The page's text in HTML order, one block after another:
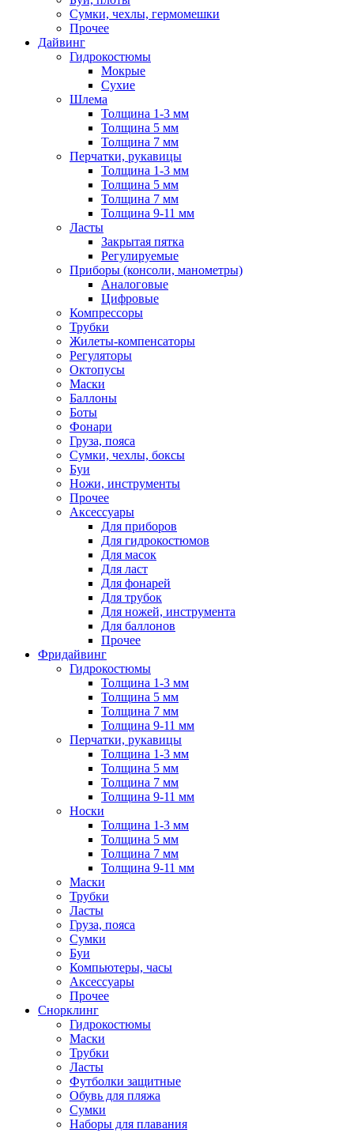
Сумки, чехлы, гермомешки
Прочее
Дайвинг
Гидрокостюмы
Мокрые
Сухие
Шлема
Толщина 1-3 мм
Толщина 5 мм
Толщина 7 мм
Перчатки, рукавицы
Толщина 1-3 мм
Толщина 5 мм
Толщина 7 мм
Толщина 9-11 мм
Ласты
Закрытая пятка
Регулируемые
Приборы (консоли, манометры)
Аналоговые
Цифровые
Компрессоры
Трубки
Жилеты-компенсаторы
Регуляторы
Октопусы
Маски
Баллоны
Боты
Фонари
Груза, пояса
Сумки, чехлы, боксы
Буи
Ножи, инструменты
Прочее
Аксессуары
Для приборов
Для гидрокостюмов
Для масок
Для ласт
Для фонарей
Для трубок
Для ножей, инструмента
Для баллонов
Прочее
Фридайвинг
Гидрокостюмы
Толщина 1-3 мм
Толщина 5 мм
Толщина 7 мм
Толщина 9-11 мм
Перчатки, рукавицы
Толщина 1-3 мм
Толщина 5 мм
Толщина 7 мм
Толщина 9-11 мм
Носки
Толщина 1-3 мм
Толщина 5 мм
Толщина 7 мм
Толщина 9-11 мм
Маски
Трубки
Ласты
Груза, пояса
Сумки
Буи
Компьютеры, часы
Аксессуары
Прочее
Снорклинг
Гидрокостюмы
Маски
Трубки
Ласты
Футболки защитные
Обувь для пляжа
Сумки
Наборы для плавания